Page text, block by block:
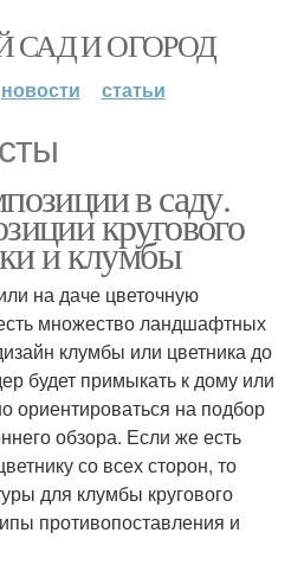
САД И ОГОРОД
новости статьи
в саду.
кругового
и клумбы
на даче цветочную
множество ландшафтных
клумбы или цветника до
будет примыкать к дому или
ориентироваться на подбор
обзора. Если же есть
со всех сторон, то
для клумбы кругового
противопоставления и